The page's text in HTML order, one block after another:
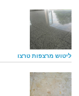
ליטוש מרצפות טרצו